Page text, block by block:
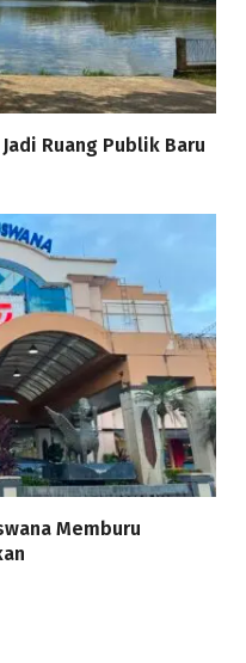
Ruang Publik Baru
Memburu